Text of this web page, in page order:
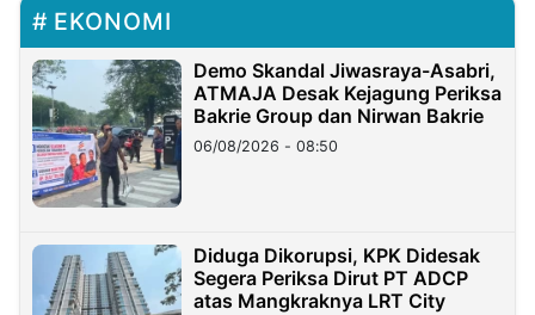
EKONOMI
Demo Skandal Jiwasraya-Asabri,
ATMAJA Desak Kejagung Periksa
Bakrie Group dan Nirwan Bakrie
06/08/2026 - 08:50
Diduga Dikorupsi, KPK Didesak
Segera Periksa Dirut PT ADCP
atas Mangkraknya LRT City